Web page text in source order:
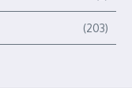
(203)